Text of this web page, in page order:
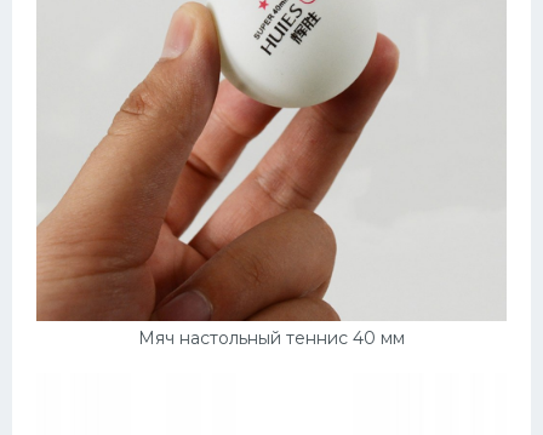
Мяч настольный теннис 40 мм